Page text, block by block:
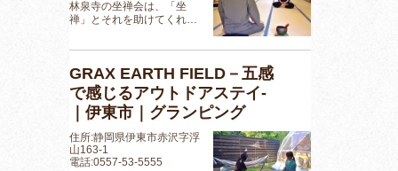
林泉寺の坐禅会は、「坐
禅」とそれを助けてくれ…
GRAX EARTH FIELD－五感
で感じるアウトドアステイ-
｜伊東市｜グランピング
住所:静岡県伊東市赤沢字浮
山163-1
電話:0557-53-5555